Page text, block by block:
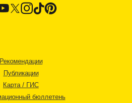
Рекомендации
Публикации
Карта / ГИС
бюллетень